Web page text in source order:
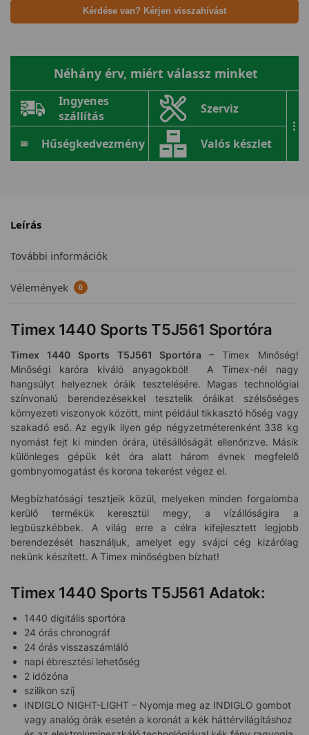
Kérdése van? Kérjen visszahívást
Néhány érv, miért válassz minket
Ingyenes
szállítás
Szerviz
Hűségkedvezmény Valós készlet
...
Leírás
További információk
Vélemények 0
Timex 1440 Sports T5J561 Sportóra
Timex 1440 Sports T5J561 Sportóra
– Timex Minőség!
Minőségi karóra kiváló anyagokból! A Timex-nél nagy
hangsúlyt helyeznek óráik tesztelésére. Magas technológiai
színvonalú berendezésekkel tesztelik óráikat szélsőséges
környezeti viszonyok között, mint például tikkasztó hőség vagy
szakadó eső. Az egyik ilyen gép négyzetméterenként 338 kg
nyomást fejt ki minden órára, ütésállóságát ellenőrizve. Másik
különleges gépük két óra alatt három évnek megfelelő
gombnyomogatást és korona tekerést végez el.
Megbízhatósági tesztjeik közül, melyeken minden forgalomba
kerülő termékük keresztül megy, a vízállóságira a
legbüszkébbek. A világ erre a célra kifejlesztett legjobb
berendezését használjuk, amelyet egy svájci cég kizárólag
nekünk készített. A Timex minőségben bízhat!
Timex 1440 Sports T5J561 Adatok:
1440 digitális sportóra
24 órás chronográf
24 órás visszaszámláló
napi ébresztési lehetőség
2 időzóna
szilikon szíj
INDIGLO NIGHT-LIGHT – Nyomja meg az INDIGLO gombot
vagy analóg órák esetén a koronát a kék háttérvilágításhoz